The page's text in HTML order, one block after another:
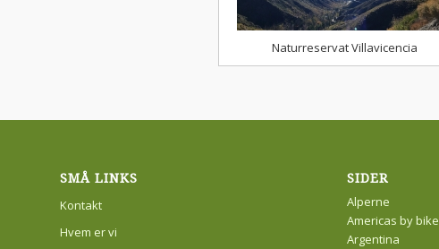
Naturreservat Villavicencia
SMÅ LINKS
Kontakt
Hvem er vi
SIDER
Alperne
Americas by bike
Argentina